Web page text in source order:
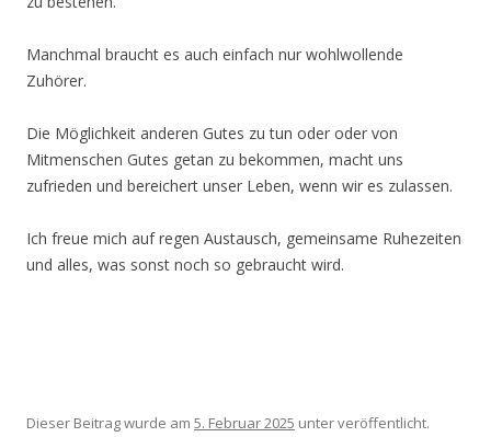
Manchmal braucht es auch einfach nur wohlwollende
Zuhörer.
Die Möglichkeit anderen Gutes zu tun oder oder von
Mitmenschen Gutes getan zu bekommen, macht uns
zufrieden und bereichert unser Leben, wenn wir es zulassen.
Ich freue mich auf regen Austausch, gemeinsame Ruhezeiten
und alles, was sonst noch so gebraucht wird.
Dieser Beitrag wurde am 5. Februar 2025 unter veröffentlicht.